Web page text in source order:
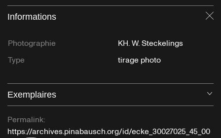
Informations
Photographie
KH. W. Steckelings
Type
tirage photo
Exemplaires
Permalink:
https://archives.pinabausch.org/id/ecke_30027025_45_00